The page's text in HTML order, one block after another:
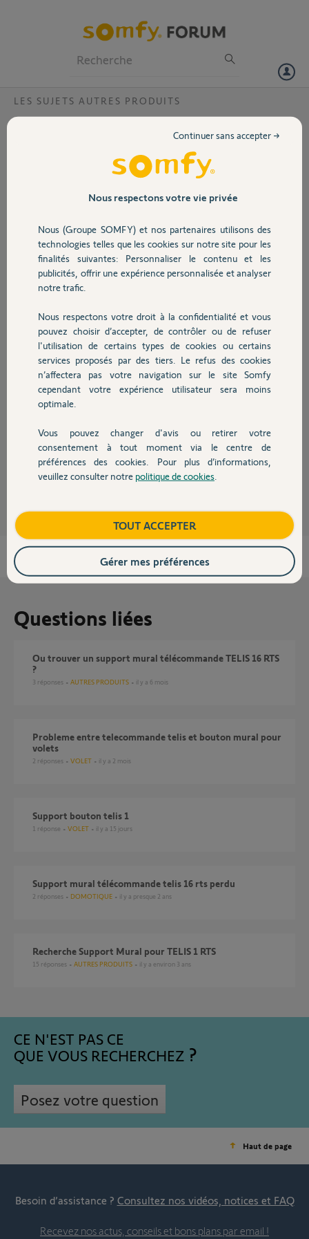
Volet
Sécurité
Domotique
Chauffage
Autres produits
Devis avec un pro
Contact
LES SUJETS AUTRES PRODUITS
Support mural telis 1 mod/war
Je suis à la recherche de supports pour murs de telis 1 mod/war. Ce
Merci,
Jérôme S.
il y a presque 2 ans
Participer au fil de discussion
Réponses
Fini, à force d'en donner le tiroir est vide.
Bonne journée à vous.
Charly il y a presque 2 ans
Questions liées
Ou trouver un support mural télécommande TELIS 16 RTS
?
3 réponses AUTRES PRODUITS il y a 6 mois
probleme entre telecommande telis et bouton mural pour
volets
2 réponses VOLET il y a 2 mois
Support bouton telis 1
1 réponse VOLET il y a 15 jours
Support mural télécommande telis 16 rts perdu
2 réponses DOMOTIQUE il y a presque 2 ans
Recherche Support Mural pour TELIS 1 RTS
15 réponses AUTRES PRODUITS il y a environ 3 ans
CE N'EST PAS CE
QUE VOUS RECHERCHEZ
Posez votre question
Haut de page
Besoin d’assistance ? Consultez nos vidéos, notices et FAQ
Recevez nos actus, conseils et bons plans par email !
Nous respectons votre vie privée
Nous (Groupe SOMFY) et nos partenaires utilisons des
technologies telles que les cookies sur notre site pour les
finalités suivantes: Personnaliser le contenu et les
publicités, offrir une expérience personnalisée et analyser
notre trafic.
Nous respectons votre droit à la confidentialité et vous
pouvez choisir d’accepter, de contrôler ou de refuser
l'utilisation de certains types de cookies ou certains
services proposés par des tiers. Le refus des cookies
n’affectera pas votre navigation sur le site Somfy
cependant votre expérience utilisateur sera moins
optimale.
Vous pouvez changer d'avis ou retirer votre
consentement à tout moment via le centre de
préférences des cookies. Pour plus d’informations,
veuillez consulter notre politique de cookies
Continuer sans accepter →
TOUT ACCEPTER
Gérer mes préférences